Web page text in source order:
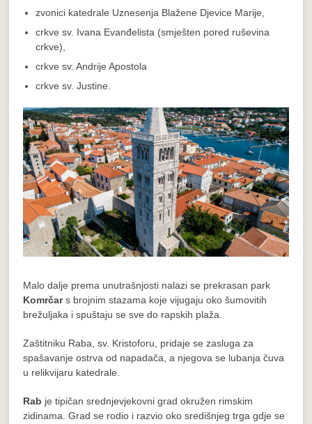
zvonici katedrale Uznesenja Blažene Djevice Marije,
crkve sv. Ivana Evanđelista (smješten pored ruševina
crkve),
crkve sv. Andrije Apostola
crkve sv. Justine.
Malo dalje prema unutrašnjosti nalazi se prekrasan park
Komrčars brojnim stazama koje vijugaju oko šumovitih
brežuljaka i spuštaju se sve do rapskih plaža.
Zaštitniku Raba, sv. Kristoforu, pridaje se zasluga za
spašavanje ostrva od napadača, a njegova se lubanja čuva
u relikvijaru katedrale.
Rab je tipičan srednjevjekovni grad okružen rimskim
zidinama. Grad se rodio i razvio oko središnjeg trga gdje se